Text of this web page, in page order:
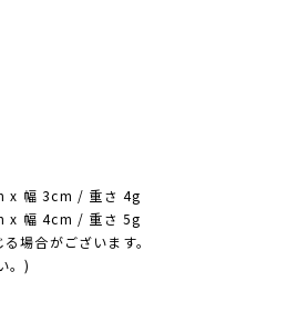
幅 3cm / 重さ 4g
幅 4cm / 重さ 5g
場合がございます。
。)